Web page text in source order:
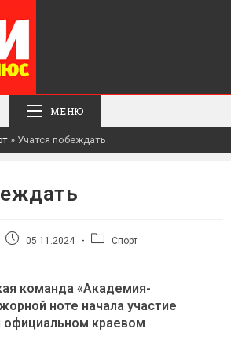
МЕНЮ
» Учатся побеждать
Запись05.11.2024
Рубрика
Спорт
команда «Академия-
ноте начала участие
официальном краевом